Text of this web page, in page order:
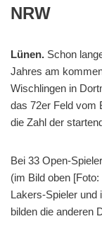
NRW
Lünen. Schon
Jahres am
Wischlingen in
das 72er Feld vom
die Zahl der
Bei 33 Open-
(im Bild oben
Lakers-Spieler und
bilden die anderen